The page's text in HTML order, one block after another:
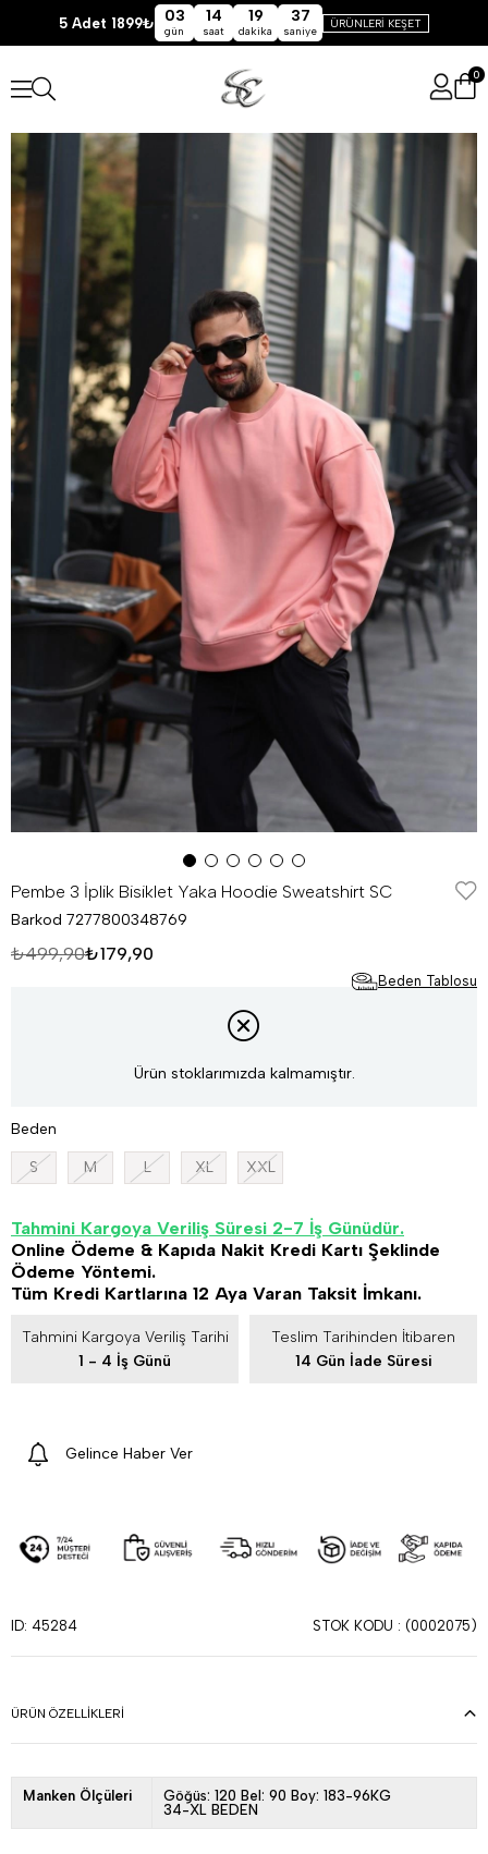
5 Adet 1899₺ 03
gün
14
saat
19
dakika
37
saniye
ÜRÜNLERİ KEŞET
0
Pembe 3 İplik Bisiklet Yaka Hoodie Sweatshirt SC
Barkod 7277800348769
₺499,90₺179,90
Beden Tablosu
Ürün stoklarımızda kalmamıştır.
Beden
S M L XL XXL
Tahmini Kargoya Veriliş Süresi 2-7 İş Günüdür.
Online Ödeme & Kapıda Nakit Kredi Kartı Şeklinde
Ödeme Yöntemi.
Tüm Kredi Kartlarına 12 Aya Varan Taksit İmkanı.
Tahmini Kargoya Veriliş Tarihi
1 - 4 İş Günü
Teslim Tarihinden İtibaren
14 Gün İade Süresi
Gelince Haber Ver
ID: 45284 STOK KODU (0002075)
ÜRÜN ÖZELLIKLERI
Manken Ölçüleri
Göğüs: 120 Bel: 90 Boy: 183-96KG
34-XL BEDEN